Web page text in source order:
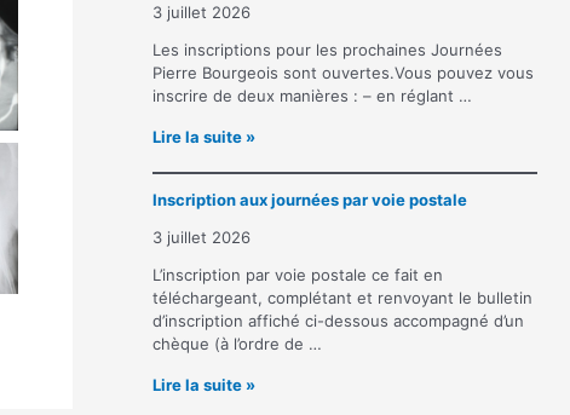
3 juillet 2026
Les inscriptions pour les prochaines Journées
Pierre Bourgeois sont ouvertes.Vous pouvez vous
inscrire de deux manières : – en réglant …
I
s
c
r
i
p
t
i
o
a
Lire la suite »
Inscription aux journées par voie postale
3 juillet 2026
L’inscription par voie postale ce fait en
téléchargeant, complétant et renvoyant le bulletin
d’inscription affiché ci-dessous accompagné d’un
chèque (à l’ordre de …
ILire la suite »